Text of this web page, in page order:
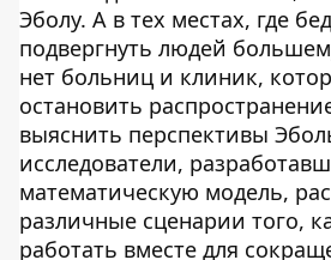
Эболу. А в тех местах, где
подвергнуть людей
нет больниц и клиник,
остановить
выяснить перспективы
исследователи,
математическую модель,
различные сценарии того,
работать вместе для